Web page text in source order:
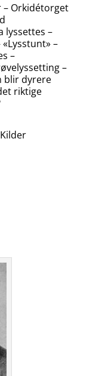
– Orkidétorget
lyssettes –
–
–
–
blir dyrere
riktige